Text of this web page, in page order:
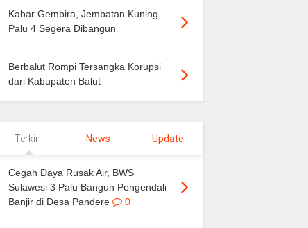
Kabar Gembira, Jembatan Kuning
Palu 4 Segera Dibangun
Berbalut Rompi Tersangka Korupsi
dari Kabupaten Balut
Terkini News Update
Cegah Daya Rusak Air, BWS
Sulawesi 3 Palu Bangun Pengendali
Banjir di Desa Pandere
0